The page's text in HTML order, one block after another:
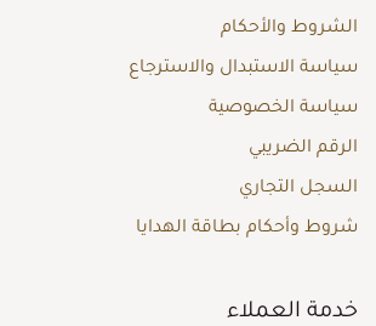
الشروط والأحكام
سياسة الاستبدال والاسترجاع
سياسة الخصوصية
الرقم الضريبي
السجل التجاري
شروط وأحكام بطاقة الهدايا
خدمة العملاء